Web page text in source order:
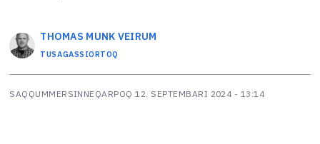
THOMAS MUNK VEIRUM
TUSAGASSIORTOQ
SAQQUMMERSINNEQARPOQ 12. SEPTEMBARI 2024 - 13:14